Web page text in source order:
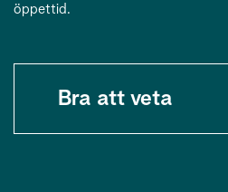
öppettid.
Bra att veta